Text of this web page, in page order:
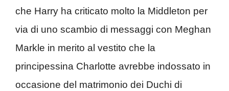
che Harry ha criticato molto la Middleton per
via di uno scambio di messaggi con Meghan
Markle in merito al vestito che la
principessina Charlotte avrebbe indossato in
occasione del matrimonio dei Duchi di